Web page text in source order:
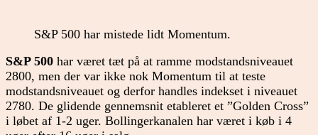
S&P 500 har mistede lidt Momentum.
S&P 500 har været tæt på at ramme modstandsniveauet
2800, men der var ikke nok Momentum til at teste
modstandsniveauet og derfor handles indekset i niveauet
2780. De glidende gennemsnit etableret et ”Golden Cross”
i løbet af 1-2 uger. Bollingerkanalen har været i køb i 4